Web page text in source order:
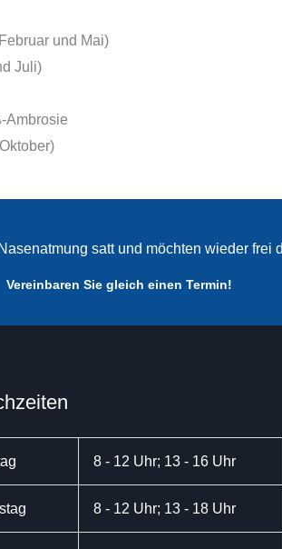
und Mai)
Juli)
Ambrosie
satt und möchten wieder frei
Vereinbaren Sie gleich einen Termin!
8 - 12 Uhr; 13 - 16 Uhr
8 - 12 Uhr; 13 - 18 Uhr